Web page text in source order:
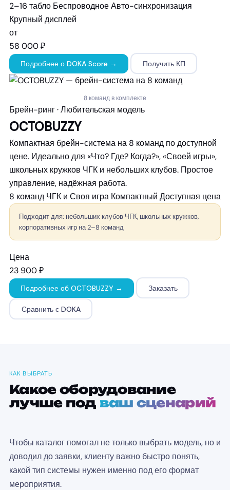
2–16 табло БеспроводноеАвто-синхронизация
Крупный дисплей
от
58 000 ₽
Подробнее о DOKA Score → Получить КП
8 команд в комплекте
Брейн-ринг · Любительская модель
OCTOBUZZY
Компактная брейн-система на 8 команд по доступной
цене. Идеально для «Что? Где? Когда?», «Своей игры»,
школьных кружков ЧГК и небольших клубов. Простое
управление, надёжная работа.
8 команд ЧГК и Своя игра Компактный Доступная цена
Подходит для: небольших клубов ЧГК, школьных кружков,
корпоративных игр на 2–8 команд
Цена
23 900 ₽
Подробнее об OCTOBUZZY → Заказать
Сравнить с DOKA
КАК ВЫБРАТЬ
Какое оборудование
лучше под ваш сценарий
Чтобы каталог помогал не только выбрать модель, но и
доводил до заявки, клиенту важно быстро понять,
какой тип системы нужен именно под его формат
мероприятия.